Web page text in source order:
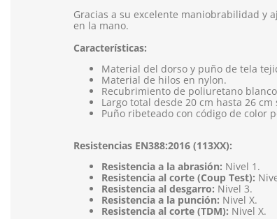
Gracias a su excelente maniobrabilidad
en la mano.
Características:
Material del dorso y puño de tela
Material de hilos en nylon.
Recubrimiento de poliuretano
Largo total desde 20 cm hasta 26 cm
Puño ribeteado con código de color
Resistencias EN388:2016 (113XX):
Resistencia a la abrasión: Nivel 1.
Resistencia al corte (Coup Test):
Resistencia al desgarro: Nivel 3.
Resistencia a la punción: Nivel X.
Resistencia al corte (TDM): Nivel X.